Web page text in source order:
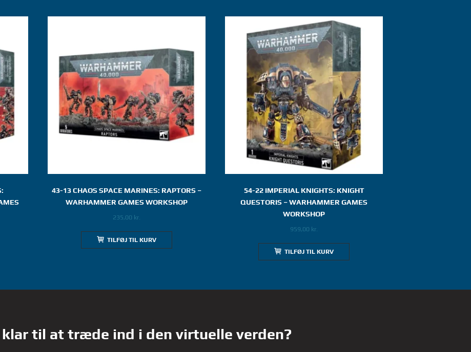
43-13 CHAOS SPACE MARINES: RAPTORS –
WARHAMMER GAMES WORKSHOP
235,00 kr.
TILFØJ TIL KURV
54-22 IMPERIAL KNIGHTS: KNIGHT
QUESTORIS – WARHAMMER GAMES
WORKSHOP
959,00 kr.
TILFØJ TIL KURV
klar til at træde ind i den virtuelle verden?